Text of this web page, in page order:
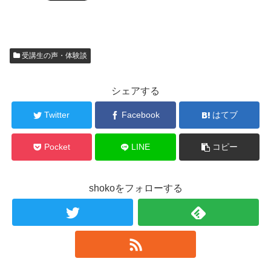
受講生の声・体験談
シェアする
Twitter Facebook はてブ
Pocket LINE コピー
shokoをフォローする